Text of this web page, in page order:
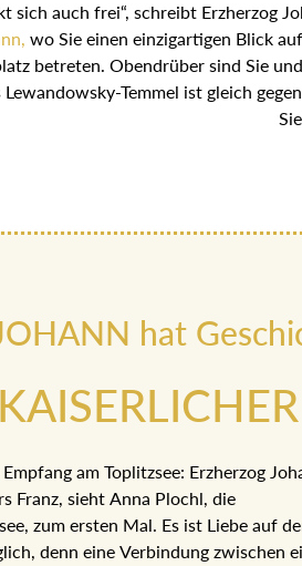
sich auch frei“, schreibt Erzherzog
wo Sie einen einzigartigen
Logenplatz betreten.
Das Kaffeehaus Lewandowsky-
auch in der
hat
am Toplitzsee: Erzherzog
Franz, sieht Anna Plochl, die
zum ersten Mal. Es ist Liebe auf
denn eine Verbindung zwischen